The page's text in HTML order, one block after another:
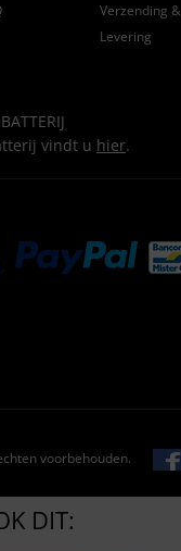
Verzending &
Levering
vindt u hier.
voorbehouden.
DIT: